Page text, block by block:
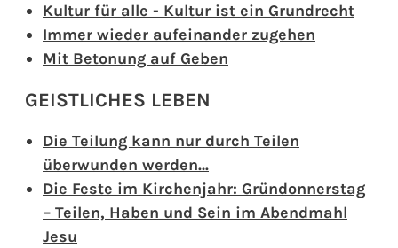
Kultur für alle - Kultur ist ein Grundrecht
Immer wieder aufeinander zugehen
Mit Betonung auf Geben
GEISTLICHES LEBEN
Die Teilung kann nur durch Teilen
überwunden werden…
Die Feste im Kirchenjahr: Gründonnerstag
– Teilen, Haben und Sein im Abendmahl
Jesu